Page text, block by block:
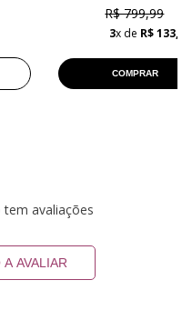
R$ 799,99
3x de R$
COMPRAR
avaliações
AVALIAR